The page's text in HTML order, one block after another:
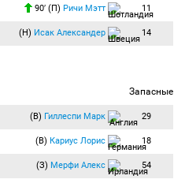
90′ (П) Ричи Мэтт 11
(Н) Исак Александер 14
Запасные
(В) Гиллеспи Марк 29
(В) Кариус Лорис 18
(З) Мерфи Алекс 54